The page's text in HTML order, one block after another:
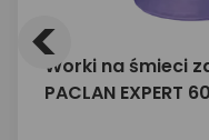
Worki na śmieci
PACLAN EXPERT
<